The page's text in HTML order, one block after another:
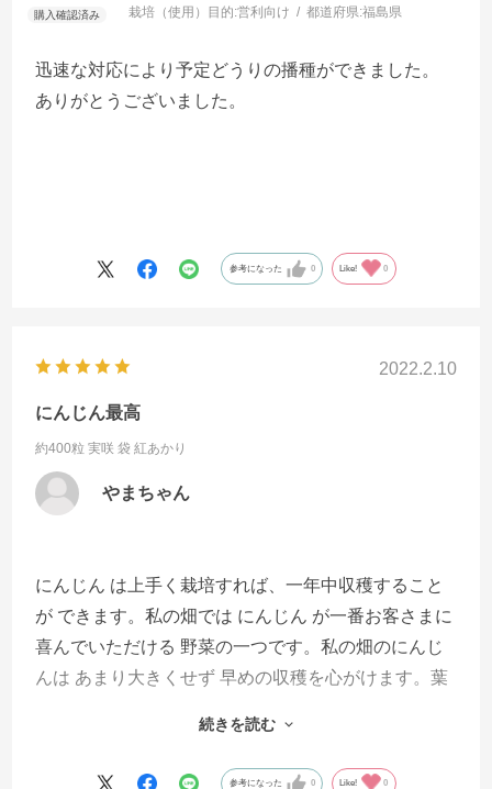
栽培（使用）目的:営利向け 都道府県:福島県
迅速な対応により予定どうりの播種ができました。
ありがとうございました。
参考になった 0 Like! 0
2022.2.10
にんじん最高
約400粒 実咲 袋 紅あかり
やまちゃん
にんじん は上手く栽培すれば、一年中収穫すること
が できます。私の畑では にんじん が一番お客さまに
喜んでいただける 野菜の一つです。私の畑のにんじ
んは あまり大きくせず 早めの収穫を心がけます。葉
によって栽培の品種を変えますが、どれも サカタの
タネからの購入の種です。無農薬なので、アゲハチ
続きを読む
参考になった 0 Like! 0